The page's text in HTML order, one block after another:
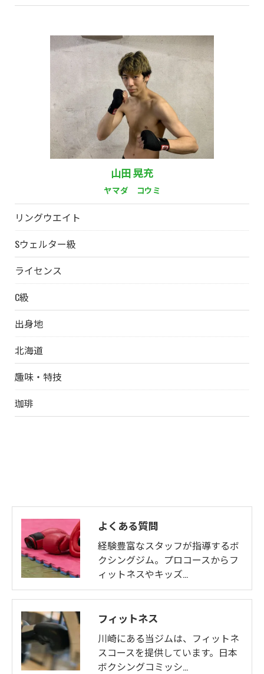
山田 晃充
ヤマダ コウミ
リングウエイト
Sウェルター級
ライセンス
C級
出身地
北海道
趣味・特技
珈琲
よくある質問
経験豊富なスタッフが指導するボ
クシングジム。プロコースからフ
ィットネスやキッズ…
フィットネス
川崎にある当ジムは、フィットネ
スコースを提供しています。日本
ボクシングコミッシ…